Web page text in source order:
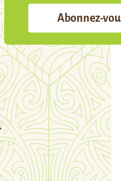
Abonnez-